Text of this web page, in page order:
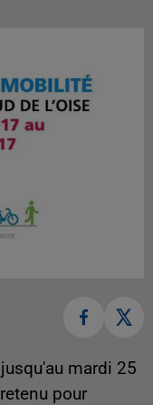
mardi 25
pour